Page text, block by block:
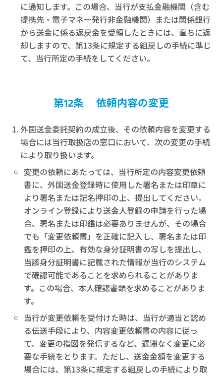
に通知します。この場合、当行が支払金融機関（含む
提携先・電子マネー発行非金融機関）または関係銀行
から送金に係る返戻金を受領したときには、直ちに返
却しますので、第13条に規定する組戻しの手続に準じ
て、当行所定の手続をしてください。
第12条 依頼内容の変更
外国送金委託契約の成立後、その依頼内容を変更する
場合には当行取扱店の窓口において、次の変更の手続
により取り扱います。
変更の依頼にあたっては、当行所定の内容変更依頼
書に、外国送金登録時に使用した署名または印章に
より署名または記名押印の上、提出してください。
オンライン登録により送金人登録の申請を行った場
合、署名または印鑑は必要ありませんが、その場合
でも「変更依頼書」を正確に記入し、署名または印
鑑を押印の上、有効な身分証明書の写しを提出し、
当該身分証明書に記載された情報が当行のシステム
で確認可能であることを求められることがありま
す。この場合、本人確認書類を求めることがありま
す。
当行が変更依頼を受付けた時は、当行が適当と認め
る伝送手段により、内容変更依頼書の内容に従っ
て、変更の指図を発信するなど、遅滞なく変更に必
要な手続をとります。ただし、送金金額を変更する
場合には、第13条に規定する組戻しの手続により取